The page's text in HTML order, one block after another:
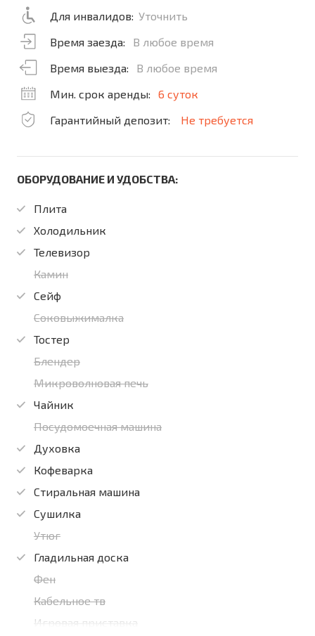
Для инвалидов: Уточнить
Время заезда:
В любое время
Время выезда:
В любое время
Мин. срок аренды:
6 суток
Гарантийный депозит:
Не требуется
ОБОРУДОВАНИЕ И УДОБСТВА:
Плита
Холодильник
Телевизор
Камин
Сейф
Соковыжималка
Тостер
Блендер
Микроволновая печь
Чайник
Посудомоечная машина
Духовка
Кофеварка
Стиральная машина
Сушилка
Утюг
Гладильная доска
Фен
Кабельное тв
Игровая приставка